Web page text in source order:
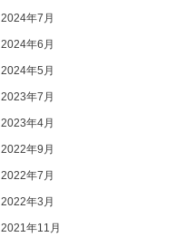
2024年7月
2024年6月
2024年5月
2023年7月
2023年4月
2022年9月
2022年7月
2022年3月
2021年11月